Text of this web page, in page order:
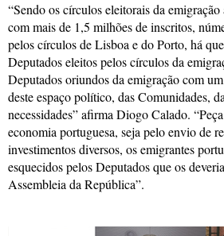
“Sendo os círculos eleitorais da
com mais de 1,5 milhões de inscritos,
pelos círculos de Lisboa e do Porto, há
Deputados eleitos pelos círculos da
Deputados oriundos da emigração com
deste espaço político, das Comunidades,
necessidades” afirma Diogo Calado.
economia portuguesa, seja pelo envio de
investimentos diversos, os emigrantes
esquecidos pelos Deputados que os
Assembleia da República”.